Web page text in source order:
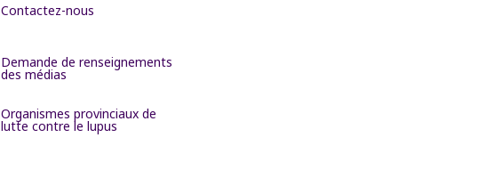
Contactez-nous
Demande de renseignements
des médias
Organismes provinciaux de
lutte contre le lupus